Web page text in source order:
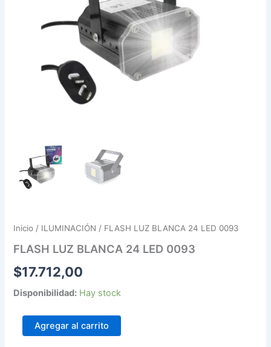
Inicio / ILUMINACIÓN / FLASH LUZ BLANCA 24 LED 0093
FLASH LUZ BLANCA 24 LED 0093
$17.712,00
Disponibilidad: Hay stock
Agregar al carrito